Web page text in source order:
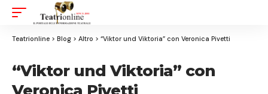
Teatrionline > Blog > Altro > “Viktor und Viktoria” con Veronica Pivetti
“Viktor und Viktoria” con